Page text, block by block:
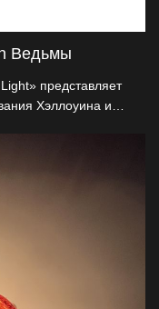
Ведьмы
представляет
Хэллоуина и
патент США на
основанным на
службы. Для
Хэллоуина, делая